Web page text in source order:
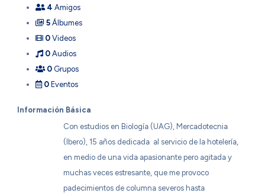
4 Amigos
5 Álbumes
0 Videos
0 Audios
0 Grupos
0 Eventos
Información Básica
Con estudios en Biología (UAG), Mercadotecnia
(Ibero), 15 años dedicada al servicio de la hotelería,
en medio de una vida apasionante pero agitada y
muchas veces estresante, que me provoco
padecimientos de columna severos hasta